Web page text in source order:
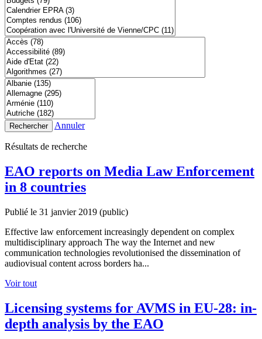
Rechercher Annuler
Résultats de recherche
EAO reports on Media Law Enforcement
in 8 countries
Publié le 31 janvier 2019 (public)
Effective law enforcement increasingly dependent on complex
multidisciplinary approach The way the Internet and new
communication technologies revolutionised the dissemination of
audiovisual content across borders ha...
Voir tout
Licensing systems for AVMS in EU-28: in-
depth analysis by the EAO